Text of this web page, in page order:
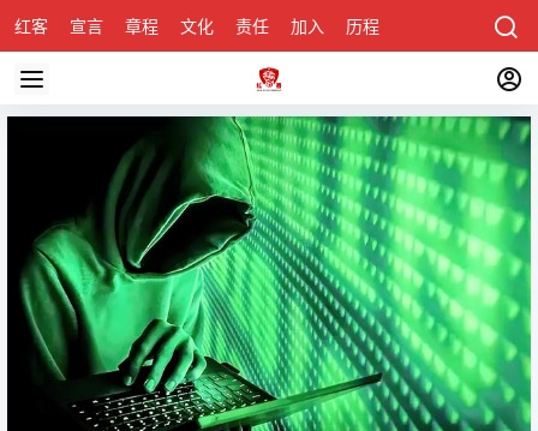
红客 宣言 章程 文化 责任 加入 历程 关于